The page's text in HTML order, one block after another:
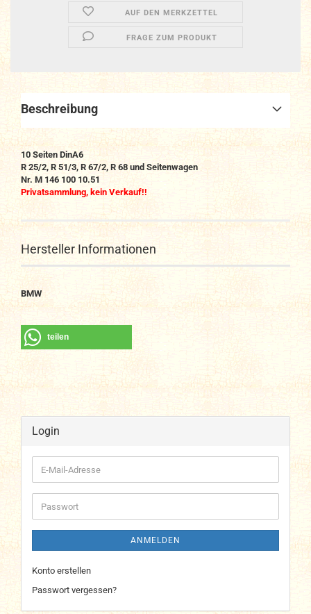
AUF DEN MERKZETTEL
FRAGE ZUM PRODUKT
Beschreibung
10 Seiten DinA6
R 25/2, R 51/3, R 67/2, R 68 und Seitenwagen
Nr. M 146 100 10.51
Privatsammlung, kein Verkauf!!
Hersteller Informationen
BMW
teilen
Login
E-
Mail-
Adresse
Passwort
ANMELDEN
Konto erstellen
Passwort vergessen?